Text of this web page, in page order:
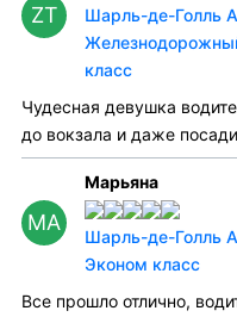
ZT
Шарль-де-Голль
класс
Чудесная девушка
до вокзала и даже
МА
Марьяна
Шарль-де-Голль
Эконом класс
Все прошло отлично,